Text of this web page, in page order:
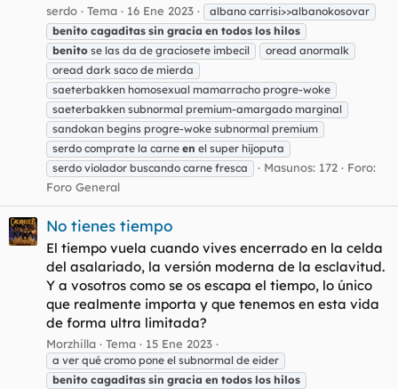
serdo Tema 16 Ene 2023
albano carrisi>>albanokosovar
benito cagaditas sin gracia en todos los hilos
benito se las da de graciosete imbecil
oread anormalk
oread dark saco de mierda
saeterbakken homosexual mamarracho progre-woke
saeterbakken subnormal premium-amargado marginal
sandokan begins progre-woke subnormal premium
serdo comprate la carne en el super hijoputa
serdo violador buscando carne fresca
Masunos: 172
Foro:
Foro General
No tienes tiempo
El tiempo vuela cuando vives encerrado en la celda
del asalariado, la versión moderna de la esclavitud.
Y a vosotros como se os escapa el tiempo, lo único
que realmente importa y que tenemos en esta vida
de forma ultra limitada?
Morzhilla Tema 15 Ene 2023
a ver qué cromo pone el subnormal de eider
benito cagaditas sin gracia en todos los hilos